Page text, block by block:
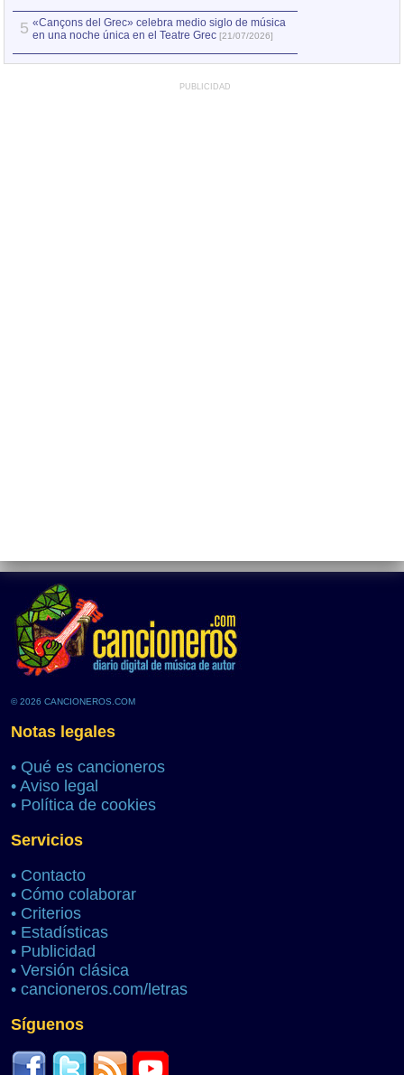
5 «Cançons del Grec» celebra medio siglo de música
en una noche única en el Teatre Grec [21/07/2026]
PUBLICIDAD
© 2026 CANCIONEROS.COM
Notas legales
• Qué es cancioneros
• Aviso legal
• Política de cookies
Servicios
• Contacto
• Cómo colaborar
• Criterios
• Estadísticas
• Publicidad
• Versión clásica
• cancioneros.com/letras
Síguenos